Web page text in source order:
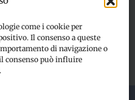
come i cookie per
Il consenso a queste
di navigazione o
consenso può influire